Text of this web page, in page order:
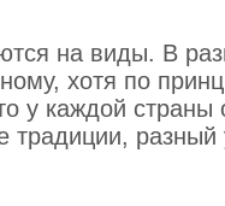
на виды. В
хотя по
у каждой страны
традиции, разный